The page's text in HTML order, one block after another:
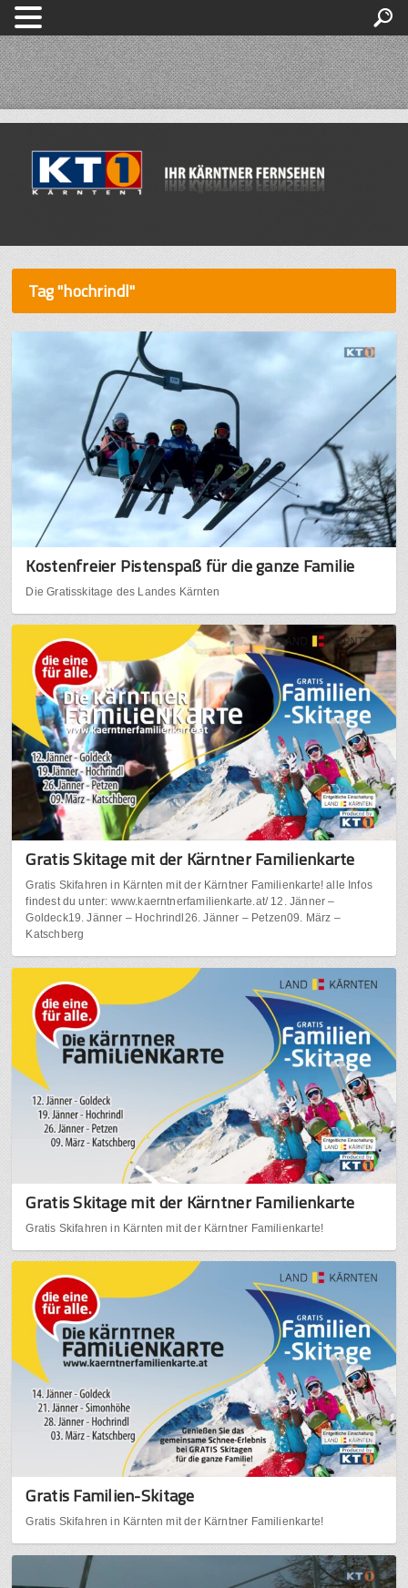
Tag "hochrindl"
Kostenfreier Pistenspaß für die ganze Familie
Die Gratisskitage des Landes Kärnten
Gratis Skitage mit der Kärntner Familienkarte
Gratis Skifahren in Kärnten mit der Kärntner Familienkarte! alle Infos
findest du unter: www.kaerntnerfamilienkarte.at/ 12. Jänner –
Goldeck19. Jänner – Hochrindl26. Jänner – Petzen09. März –
Katschberg
Gratis Skitage mit der Kärntner Familienkarte
Gratis Skifahren in Kärnten mit der Kärntner Familienkarte!
Gratis Familien-Skitage
Gratis Skifahren in Kärnten mit der Kärntner Familienkarte!